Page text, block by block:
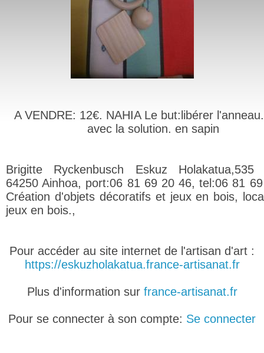
A VENDRE: 12€. NAHIA Le but:libérer
avec la solution. en sapin
Brigitte Ryckenbusch Eskuz Holakatua,535
64250 Ainhoa, port:06 81 69 20 46, tel:06 81
Création d'objets décoratifs et jeux en bois,
jeux en bois.,
Pour accéder au site internet de l'artisan d'art :
https://eskuzholakatua.france-artisanat.fr
Plus d'information sur france-artisanat.fr
Pour se connecter à son compte: Se connecter